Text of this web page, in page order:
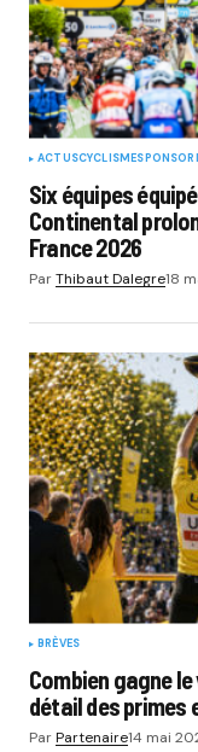
ACTUSCYCLISME
Six équipes
Continental
France 2026
ParThibaut Dalegre18
BRÈVES
Combien gagne
détail des primes
ParPartenaire14 mai